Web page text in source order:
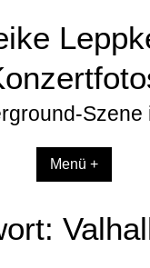
Szene
Menü +